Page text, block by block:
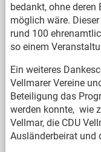
bedankt, ohne
möglich wäre.
rund 100
so einem
Ein weiteres
Vellmarer Vereine
Beteiligung das
werden konnte, wie
Vellmar, die CDU
Ausländerbeirat und